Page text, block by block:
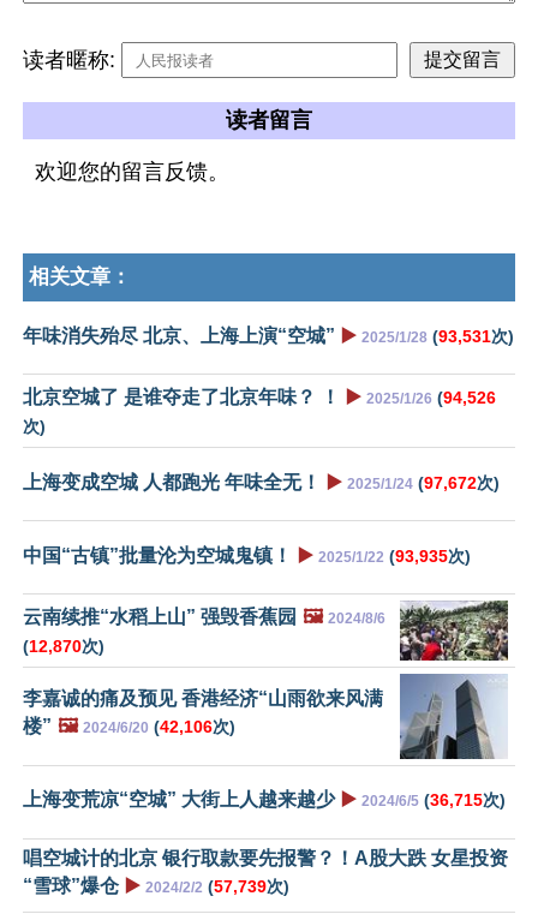
读者暱称:
读者留言
欢迎您的留言反馈。
相关文章：
年味消失殆尽 北京、上海上演“空城” ▶️ 2025/1/28 (93,531次)
北京空城了 是谁夺走了北京年味？ ！ ▶️ 2025/1/26 (94,526
次)
上海变成空城 人都跑光 年味全无！ ▶️ 2025/1/24 (97,672次)
中国“古镇”批量沦为空城鬼镇！ ▶️ 2025/1/22 (93,935次)
云南续推“水稻上山” 强毁香蕉园 🖼️ 2024/8/6
(12,870次)
李嘉诚的痛及预见 香港经济“山雨欲来风满
楼” 🖼️ 2024/6/20 (42,106次)
上海变荒凉“空城” 大街上人越来越少 ▶️ 2024/6/5 (36,715次)
唱空城计的北京 银行取款要先报警？！A股大跌 女星投资
“雪球”爆仓 ▶️ 2024/2/2 (57,739次)